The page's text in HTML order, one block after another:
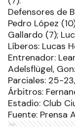
Defensores de
Pedro López
Gallardo (7);
Líberos: Lucas
Entrenador:
Adelsflügel,
Parciales: 25-
Árbitros:
Estadio: Club
Fuente: Prensa
Ads